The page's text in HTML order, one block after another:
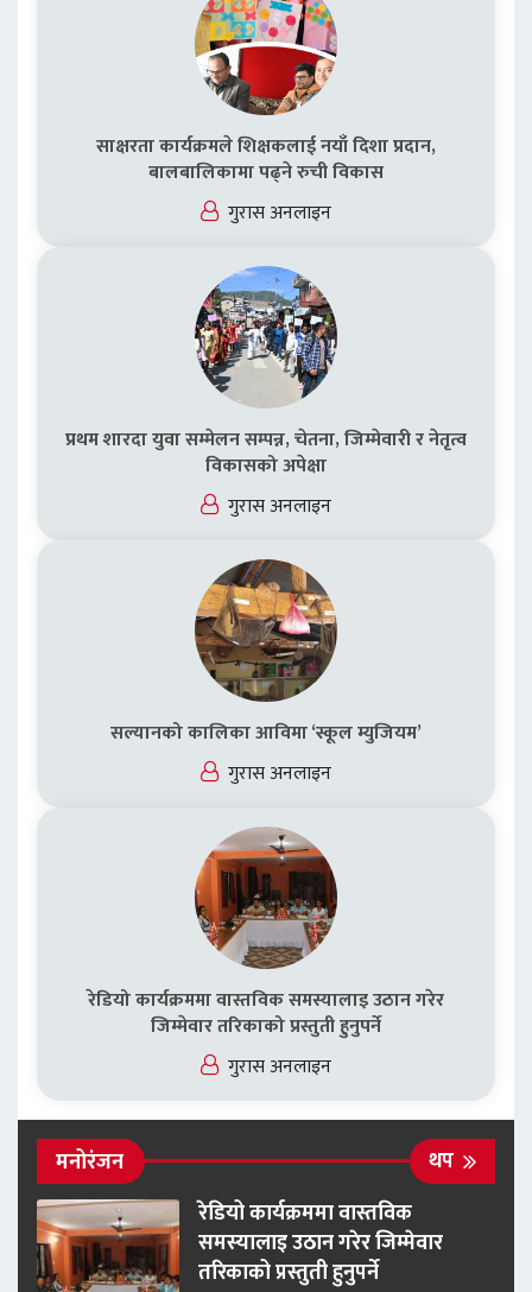
साक्षरता कार्यक्रमले शिक्षकलाई नयाँ दिशा प्रदान,
बालबालिकामा पढ्ने रुची विकास
गुरास अनलाइन
प्रथम शारदा युवा सम्मेलन सम्पन्न, चेतना, जिम्मेवारी र नेतृत्व
विकासको अपेक्षा
गुरास अनलाइन
सल्यानको कालिका आविमा ‘स्कूल म्युजियम’
गुरास अनलाइन
रेडियो कार्यक्रममा वास्तविक समस्यालाइ उठान गरेर
जिम्मेवार तरिकाको प्रस्तुती हुनुपर्ने
गुरास अनलाइन
मनोरंजन
थप
रेडियो कार्यक्रममा वास्तविक
समस्यालाइ उठान गरेर जिम्मेवार
तरिकाको प्रस्तुती हुनुपर्ने